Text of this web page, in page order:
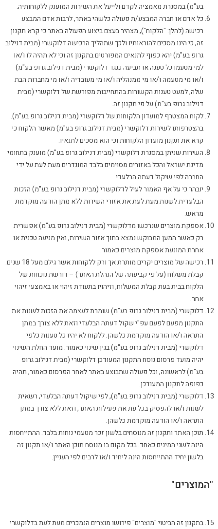
בע"מ) במסגרת מאמציה לקדם ולייעל את השירות המוענק ללקוחותיה.
כל אדם או חברה המבצע/ת פעולה כלשהי באתר, לרבות אדם המבצע
רכישה (להלן: "הלקוח"), מצהיר בעצם ביצוע הפעולה באתר כי קרא תקנון
זה, כי הינו מסכים להוראותיו ולכך שתהליך הרכישה דלוקשרי (מבית דנילוב
גרופ בע"מ) יהא כפוף לתנאים המפורטים בתקנון זה וכי לא תהיה לו ו/או
למי מטעמו כל טענה או תביעה כנגד דלוקשרי (מבית דנילוב גרופ בע"מ)
ו/או מי מטעמה ו/או מי ממנהליה ו/או מי מעובדיה ו/או מי מחברות הבת
שלה, למעט טענות הקשורות בהתחייבות מפורשת של דלוקשרי (מבית
דנילוב גרופ בע"מ) על פי תקנון זה.
לקוח המצטרף למועדון הלקוחות של דלוקשרי (מבית דנילוב גרופ בע"מ).
בהצטרפותו לשירות דלוקשרי (מבית דנילוב גרופ בע"מ) מאשר הלקוח כי
קרא את תקנון מועדון הלקוחות וכי הוא מסכים לתנאיו.
השירות שניתן במסגרת דלוקשרי (מבית דנילוב גרופ בע"מ) מוענק בתחומי
מדינת ישראל והכל באזורים מסוימים בלבד המוגדרים מעת לעת על ידי
החברה לפי שיקול דעתה הבלעדי.
יובהר כי על אף האמור לעיל לדלוקשרי (מבית דנילוב גרופ בע"מ) הזכות
הבלעדית לשנות מעת לעת את אזורי השירות ללא מתן הודעה מוקדמת
מראש.
אספקת מוצרים שנרכשו מדלוקשרי (מבית דנילוב גרופ בע"מ) אפשרית
רק כאשר המען המבוקש נמצא בתוך אזור השירות, ואין מניעה טכנית או
אחרת המונעת אספקת מוצרים כאמור.
רכישה של מוצרים יקרים מותרת אך ורק ללקוחות אשר גילם מעל 18 שנים.
קבלת משלוח (על פי קביעתה של הנהלת האתר) – דורשת נוכחות של
הלקוח בבית בעת קבלת המשלוח, וזיהויו בתעודת זיהוי או באמצעי זיהוי
אחר.
דלוקשרי (מבית דנילוב גרופ בע"מ) שומרת לעצמה את הזכות לשנות את
התקנון מפעם לפעם עפ"י שקול דעתה הבלעדי וזאת ללא צורך במתן
התראה ו/או הודעה מוקדמת כלשהן. ללקוח לא יהיו כל טענות כלפי
דלוקשרי (מבית דנילוב גרופ בע"מ) בגין שינוי כאמור. מועד החלת השינוי
יהיה מועד פרסום נוסח התקנון המעודכן דלוקשרי (מבית דנילוב גרופ
בע"מ) לראשונה, וכל פעולה שתבוצע באתר לאחר הפרסום כאמור, תהיה
כפופה לתקנון המעודכן.
דלוקשרי (מבית דנילוב גרופ בע"מ), לפי שיקול דעתה הבלעדי, רשאית
לשנות ו/או להפסיק בכל עת את פעילות האתר, וזאת ללא צורך במתן
התראה ו/או הודעה מוקדמת כלשהן.
תוכן האתר ותקנון זה מנוסחים בלשון זכר מטעמי נוחות בלבד. ההתייחסות
הינה לשני המינים כאחד. בכל מקום בו מנוסח תוכן האתר ו/או תקנון זה
בלשון יחיד ההתייחסות הינה ליחיד ו/או לרבים לפי העניין.
"המוצרים"
בתקנון זה הביטוי "מוצרים" פירושו מוצרים הנמכרים מעת לעת בדלוקשרי